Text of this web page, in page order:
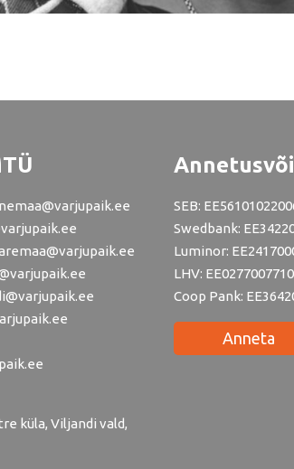
küla, Viljandi vald,
SEB:
Swedbank:
Luminor:
LHV:
Coop Pank:
Anneta